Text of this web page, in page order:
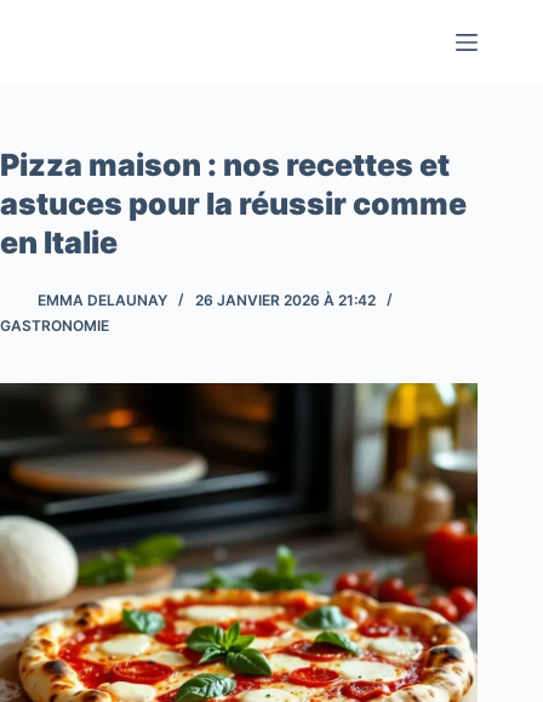
Pizza maison : nos recettes et
astuces pour la réussir comme
en Italie
EMMA DELAUNAY
26 JANVIER 2026 À 21:42
GASTRONOMIE